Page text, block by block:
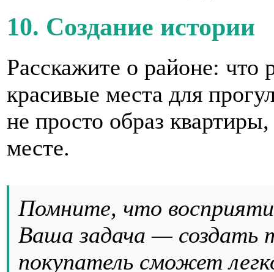
10. Создание истории
Расскажите о районе: что
красивые места для
не просто образ
месте.
Помните, что
Ваша задача — создать
покупатель сможет